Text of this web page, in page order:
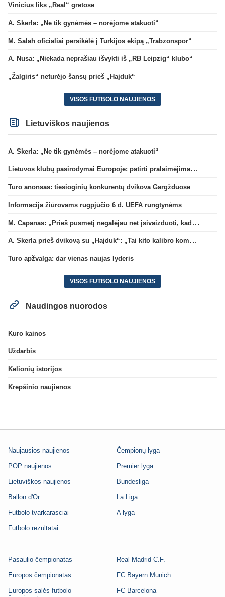
Vinicius liks „Real“ gretose
A. Skerla: „Ne tik gynėmės – norėjome atakuoti“
M. Salah oficialiai persikėlė į Turkijos ekipą „Trabzonspor“
A. Nusa: „Niekada neprašiau išvykti iš „RB Leipzig“ klubo“
„Žalgiris“ neturėjo šansų prieš „Hajduk“
VISOS FUTBOLO NAUJIENOS
Lietuviškos naujienos
A. Skerla: „Ne tik gynėmės – norėjome atakuoti“
Lietuvos klubų pasirodymai Europoje: patirti pralaimėjimai Kroatijos atstovams
Turo anonsas: tiesioginių konkurentų dvikova Gargžduose
Informacija žiūrovams rugpjūčio 6 d. UEFA rungtynėms
M. Capanas: „Prieš pusmetį negalėjau net įsivaizduoti, kad žaisime prieš „Hajduk“
A. Skerla prieš dvikovą su „Hajduk“: „Tai kito kalibro komanda“
Turo apžvalga: dar vienas naujas lyderis
VISOS FUTBOLO NAUJIENOS
Naudingos nuorodos
Kuro kainos
Uždarbis
Kelionių istorijos
Krepšinio naujienos
Naujausios naujienos
POP naujienos
Lietuviškos naujienos
Ballon d'Or
Futbolo tvarkarasciai
Futbolo rezultatai
Čempionų lyga
Premier lyga
Bundesliga
La Liga
A lyga
Pasaulio čempionatas
Europos čempionatas
Europos salės futbolo
Real Madrid C.F.
FC Bayern Munich
FC Barcelona